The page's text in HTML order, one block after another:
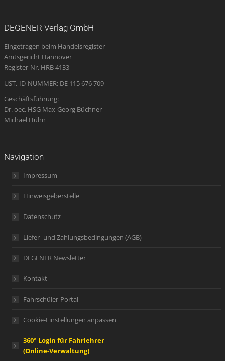
new
window
new
window
new
window
opens
in
new
new
DEGENER Verlag GmbH
Eingetragen beim Handelsregister
Amtsgericht Hannover
Register-Nr. HRB 4133
UST.-ID-NUMMER: DE 115 676 709
Geschäftsführung:
Dr. oec. HSG Max-Georg Büchner
Michael Hühn
Navigation
Impressum
Hinweisgeberstelle
Datenschutz
Liefer- und Zahlungsbedingungen (AGB)
DEGENER Newsletter
Kontakt
Fahrschüler-Portal
Cookie-Einstellungen anpassen
360° Login für Fahrlehrer
(Online-Verwaltung)